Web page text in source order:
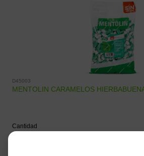
D45003
MENTOLIN CARAMELOS
Cantidad